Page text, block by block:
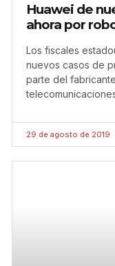
Huawei de
ahora por
Los fiscales
nuevos casos de
parte del
29 de agosto de 2019